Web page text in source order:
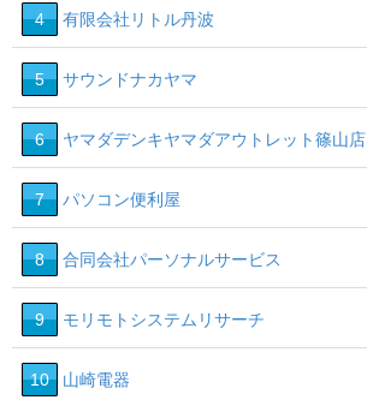
4 有限会社リトル丹波
5 サウンドナカヤマ
6 ヤマダデンキヤマダアウトレット篠山店
7 パソコン便利屋
8 合同会社パーソナルサービス
9 モリモトシステムリサーチ
10 山崎電器